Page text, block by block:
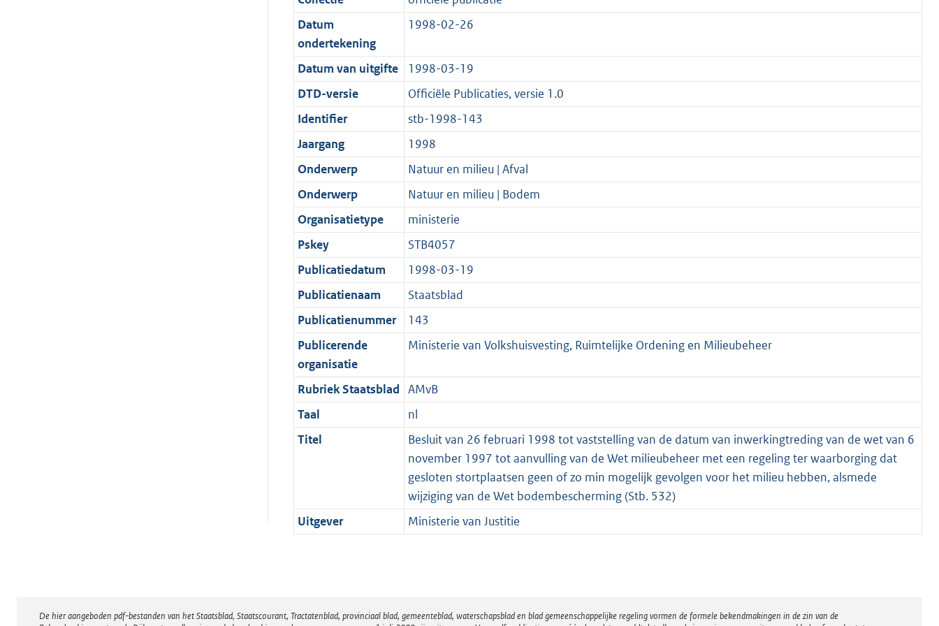
i
e
i
n
f
o
r
m
a
a
t
1
K
b
t
i
e
i
n
f
o
r
m
a
a
t
:
K
b
a
t
i
e
i
n
f
o
r
m
a
a
t
e
2
K
b
g
o
o
t
t
e
2
K
b
s
r
o
o
t
t
2
K
Datum
ondertekening
1998-02-26
Datum van uitgifte
1998-03-19
DTD-versie
Officiële Publicaties, versie 1.0
Identifier
stb-1998-143
Jaargang
1998
Onderwerp
Natuur en milieu | Afval
Onderwerp
Natuur en milieu | Bodem
Organisatietype
ministerie
Pskey
STB4057
Publicatiedatum
1998-03-19
Publicatienaam
Staatsblad
Publicatienummer
143
Publicerende
organisatie
Ministerie van Volkshuisvesting, Ruimtelijke Ordening en Milieubeheer
Rubriek Staatsblad AMvB
Taal
nl
Titel
Besluit van 26 februari 1998 tot vaststelling van de datum van inwerkingtreding van de wet van 6
november 1997 tot aanvulling van de Wet milieubeheer met een regeling ter waarborging dat
gesloten stortplaatsen geen of zo min mogelijk gevolgen voor het milieu hebben, alsmede
wijziging van de Wet bodembescherming (Stb. 532)
Uitgever
Ministerie van Justitie
De hier aangeboden pdf-bestanden van het Staatsblad, Staatscourant, Tractatenblad, provinciaal blad, gemeenteblad, waterschapsblad en blad gemeenschappelijke regeling vormen de formele bekendmakingen in de zin van de